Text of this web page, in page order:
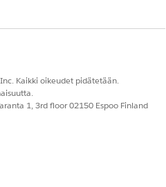
Kaikki oikeudet pidätetään.
1, 3rd floor 02150 Espoo Finland